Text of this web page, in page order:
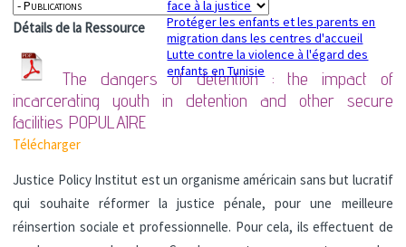
face à la justice
Protéger les enfants et les parents en
migration dans les centres d'accueil
Lutte contre la violence à l'égard des
enfants en Tunisie
Détails de la Ressource
The dangers of detention : the impact of
incarcerating youth in detention and other secure
facilitiesPOPULAIRE
Télécharger
Justice Policy Institut est un organisme américain sans but lucratif
qui souhaite réformer la justice pénale, pour une meilleure
réinsertion sociale et professionnelle. Pour cela, ils effectuent de